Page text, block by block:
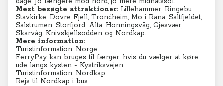
Mest besøgte attraktioner: Lillehammer, Ringebu
Stavkirke, Dovre Fjell, Trondheim, Mo i Rana, Saltfjeldet,
Salstrumen, Storfjord, Alta, Honningsvåg, Gjesvær,
Skarvåg, Knivskjellsodden og Nordkap.
Mere information:
Turistinformation: Norge
FerryPaykan bruges til færger, hvis du vælger at køre
ude langs kysten - Kystriksvejen.
Turistinformation: Nordkap
Rejs til Nordkap i bus